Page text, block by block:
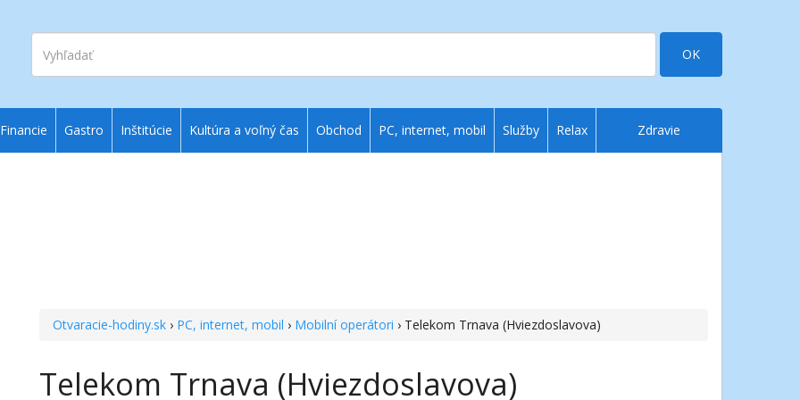
Vyhľadať
OK
Otvaracie-hodiny.sk › PC, internet, mobil › Mobilní operátori › Telekom Trnava (Hviezdoslavova)
Telekom Trnava (Hviezdoslavova)
Financie Gastro Inštitúcie Kultúra a voľný čas Obchod PC, internet, mobil Služby Relax Zdravie